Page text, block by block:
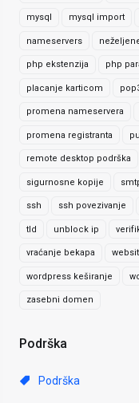
mysql mysql import
nameservers
php ekstenzija php
placanje karticom
promena nameservera
promena registranta
remote desktop podrška
sigurnosne kopije
ssh ssh povezivanje
tld unblock ip
vraćanje bekapa
wordpress keširanje
zasebni domen
Podrška
Podrška